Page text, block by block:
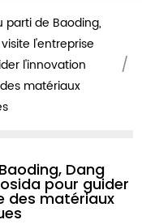
parti de Baoding,
l'entreprise
l'innovation
matériaux
Dang
pour guider
des matériaux